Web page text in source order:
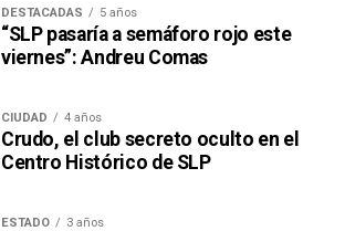
DESTACADAS 5 años
“SLP pasaría a semáforo rojo este
viernes”: Andreu Comas
CIUDAD 4 años
Crudo, el club secreto oculto en el
Centro Histórico de SLP
ESTADO 3 años